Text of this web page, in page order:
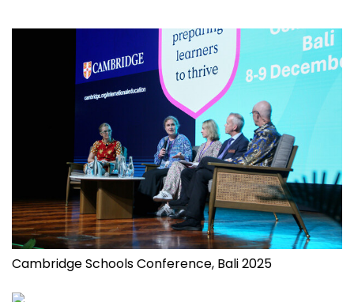
Cambridge Schools Conference, Bali 2025